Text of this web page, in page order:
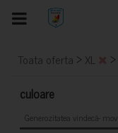
Toata oferta > XL >
culoare
Generozitatea vindecă- mov